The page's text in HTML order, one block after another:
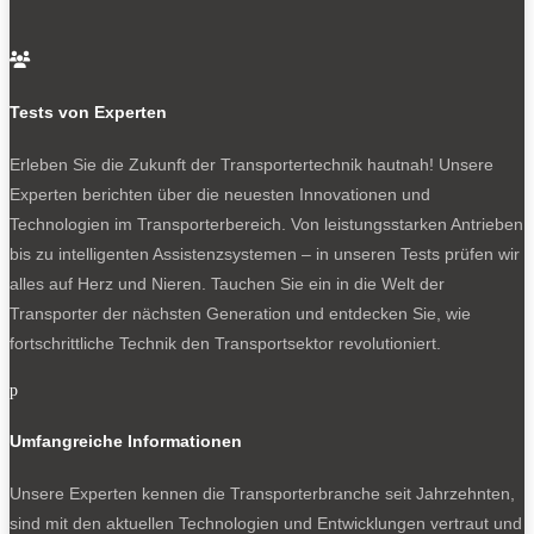
Wohnmobilbranche als Basisfahrzeuge für gehobene
Kooperation mit Renault – das wird weder Absatz noch
Gewinne beschleunigen. Schließlich ist in Nordamerika
bereits der Metris gestrichen, die US-Ausgabe des Vito.
Von Vorteil ist die Ausweitung des neuen E-Antriebs auf
zahlreiche Modelle des eSprinter, nun auch der
Fahrgestelle.
In diesem Jahr gibt es weitere gute Nachrichten. So feiert
geschürte Vorfreude auf den kommenden Hightech-Van
nächste Vito heranreift.

Tests von Experten
Erleben Sie die Zukunft der Transportertechnik hautnah! Unsere
Experten berichten über die neuesten Innovationen und
Technologien im Transporterbereich. Von leistungsstarken Antrieben
bis zu intelligenten Assistenzsystemen – in unseren Tests prüfen wir
alles auf Herz und Nieren. Tauchen Sie ein in die Welt der
Transporter der nächsten Generation und entdecken Sie, wie
fortschrittliche Technik den Transportsektor revolutioniert.
p
Umfangreiche Informationen
Unsere Experten kennen die Transporterbranche seit Jahrzehnten,
sind mit den aktuellen Technologien und Entwicklungen vertraut und